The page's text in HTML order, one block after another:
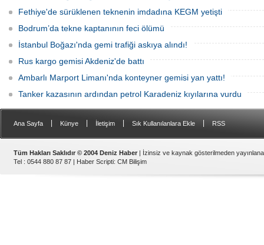
Fethiye'de sürüklenen teknenin imdadına KEGM yetişti
Bodrum’da tekne kaptanının feci ölümü
İstanbul Boğazı'nda gemi trafiği askıya alındı!
Rus kargo gemisi Akdeniz'de battı
Ambarlı Marport Limanı'nda konteyner gemisi yan yattı!
Tanker kazasının ardından petrol Karadeniz kıyılarına vurdu
Ana Sayfa Künye İletişim Sık Kullanılanlara Ekle RSS
Tüm Hakları Saklıdır © 2004 Deniz Haber | İzinsiz ve kaynak gösterilmeden
Tel : 0544 880 87 87 | Haber Scripti: CM Bilişim